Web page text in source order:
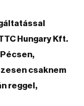
Hungary Kft.
csaknem
reggel,